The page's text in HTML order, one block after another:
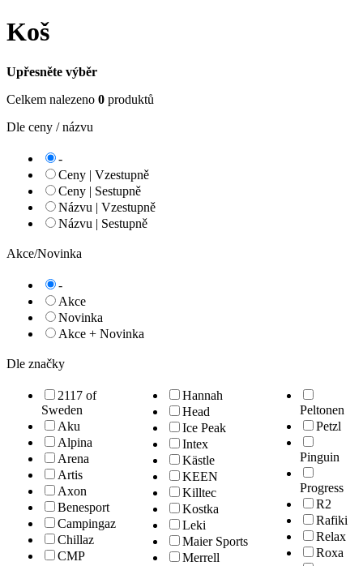
Koš
Upřesněte výběr
Celkem nalezeno 0 produktů
Dle ceny / názvu
-
Ceny | Vzestupně
Ceny | Sestupně
Názvu | Vzestupně
Názvu | Sestupně
Akce/Novinka
-
Akce
Novinka
Akce + Novinka
Dle značky
2117 of
Sweden
Aku
Alpina
Arena
Artis
Axon
Benesport
Campingaz
Chillaz
CMP
Hannah
Head
Ice Peak
Intex
Kästle
KEEN
Killtec
Kostka
Leki
Maier Sports
Merrell
Peltonen
Petzl
Pinguin
Progress
R2
Rafiki
Relax
Roxa